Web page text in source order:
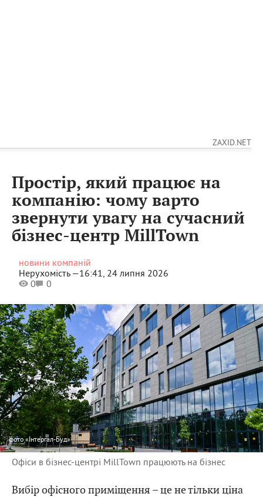
Простір, який працює на
компанію: чому варто
звернути увагу на сучасний
бізнес-центр MillTown
новини компаній
Нерухомість —
фото«Інтергал-Буд»